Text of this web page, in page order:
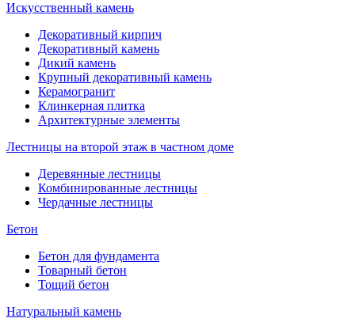
Искусственный камень
Декоративный кирпич
Декоративный камень
Дикий камень
Крупный декоративный камень
Керамогранит
Клинкерная плитка
Архитектурные элементы
Лестницы на второй этаж в частном доме
Деревянные лестницы
Комбинированные лестницы
Чердачные лестницы
Бетон
Бетон для фундамента
Товарный бетон
Тощий бетон
Натуральный камень